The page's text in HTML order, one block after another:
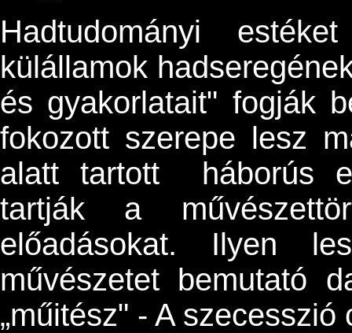
Hadtudományi
külállamok
és gyakorlatait" fogják
fokozott szerepe lesz
alatt tartott háborús
tartják a
előadásokat. Ilyen
művészetet bemutató
„műitész" - A